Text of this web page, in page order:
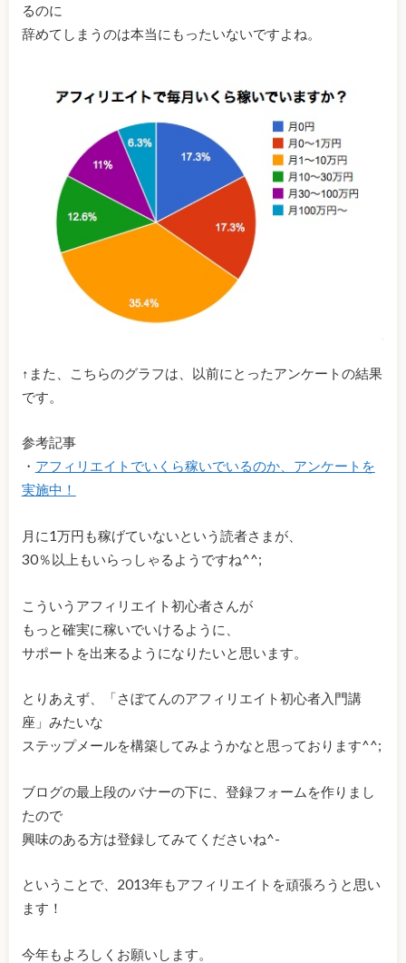
るのに
辞めてしまうのは本当にもったいないですよね。
↑また、こちらのグラフは、以前にとったアンケートの結果
です。
参考記事
・ アフィリエイトでいくら稼いでいるのか、アンケートを
実施中！
月に1万円も稼げていないという読者さまが、
30％以上もいらっしゃるようですね^^;
こういうアフィリエイト初心者さんが
もっと確実に稼いでいけるように、
サポートを出来るようになりたいと思います。
とりあえず、「さぼてんのアフィリエイト初心者入門講
座」みたいな
ステップメールを構築してみようかなと思っております^^;
ブログの最上段のバナーの下に、登録フォームを作りまし
たので
興味のある方は登録してみてくださいね^-
ということで、2013年もアフィリエイトを頑張ろうと思い
ます！
今年もよろしくお願いします。